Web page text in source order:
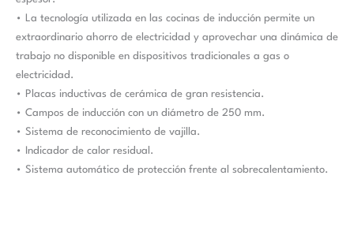
• La tecnología utilizada en las cocinas de inducción permite un
extraordinario ahorro de electricidad y aprovechar una dinámica de
trabajo no disponible en dispositivos tradicionales a gas o
electricidad.
• Placas inductivas de cerámica de gran resistencia.
• Campos de inducción con un diámetro de 250 mm.
• Sistema de reconocimiento de vajilla.
• Indicador de calor residual.
• Sistema automático de protección frente al sobrecalentamiento.